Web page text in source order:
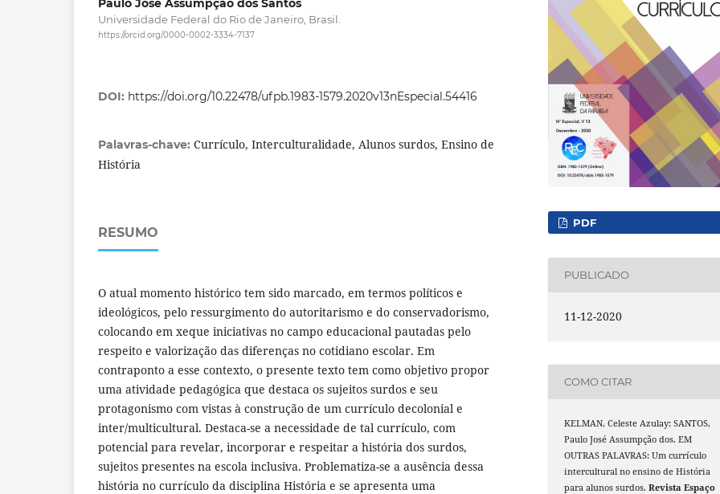
Paulo José Assumpção dos Santos
Universidade Federal do Rio de Janeiro, Brasil.
https://orcid.org/0000-0002-3334-7137
DOI: https://doi.org/10.22478/ufpb.1983-1579.2020v13nEspecial.54416
Palavras-chave: Currículo, Interculturalidade, Alunos surdos, Ensino de
História
RESUMO
O atual momento histórico tem sido marcado, em termos políticos e
ideológicos, pelo ressurgimento do autoritarismo e do conservadorismo,
colocando em xeque iniciativas no campo educacional pautadas pelo
respeito e valorização das diferenças no cotidiano escolar. Em
contraponto a esse contexto, o presente texto tem como objetivo propor
uma atividade pedagógica que destaca os sujeitos surdos e seu
protagonismo com vistas à construção de um currículo decolonial e
inter/multicultural. Destaca-se a necessidade de tal currículo, com
potencial para revelar, incorporar e respeitar a história dos surdos,
sujeitos presentes na escola inclusiva. Problematiza-se a ausência dessa
história no currículo da disciplina História e se apresenta uma
PDF
PUBLICADO
11-12-2020
COMO CITAR
KELMAN, Celeste Azulay; SANTOS,
Paulo José Assumpção dos. EM
OUTRAS PALAVRAS: Um currículo
intercultural no ensino de História
para alunos surdos.Revista Espaço